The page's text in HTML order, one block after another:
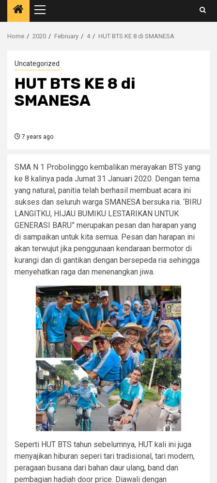
Primary
Menu
Home 2020 February 4 HUT BTS KE 8 di SMANESA
Uncategorized
HUT BTS KE 8 di
SMANESA
7 years ago
SMA N 1 Probolinggo kembalikan merayakan BTS yang
ke 8 kalinya pada Jumat 31 Januari 2020. Dengan tema
yang natural, panitia telah berhasil membuat acara ini
sukses dan seluruh warga SMANESA bersuka ria. ‘BIRU
LANGITKU, HIJAU BUMIKU LESTARIKAN UNTUK
GENERASI BARU” merupakan pesan dan harapan yang
di sampaikan untuk kita semua. Pesan dan harapan ini
akan terwujut jika penggunaan kendaraan bermotor di
kurangi dan di gantikan dengan bersepeda ria sehingga
menyehatkan raga dan menenangkan jiwa.
Seperti HUT BTS tahun sebelumnya, HUT kali ini juga
menyajikan hiburan seperi tari tradisional, tari modern,
peragaan busana dari bahan daur ulang, band dan
pembagian hadiah door price. Diawali dengan